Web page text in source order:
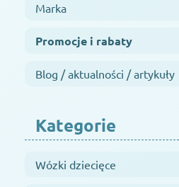
Marka
Promocje i rabaty
Blog / aktualności / artykuły
Kategorie
Wózki dziecięce